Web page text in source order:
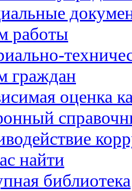
работы
граждан
оценка
найти
библиотека